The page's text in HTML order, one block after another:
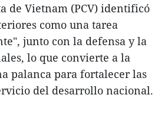
de Vietnam (PCV) identificó
como una tarea
junto con la defensa y la
lo que convierte a la
palanca para fortalecer las
del desarrollo nacional.